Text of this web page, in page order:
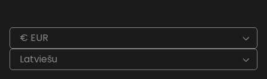
€ EUR
Latviešu